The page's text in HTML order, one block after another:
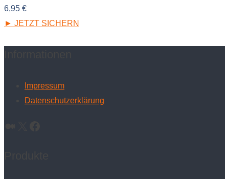
6,95 €
► JETZT SICHERN
Impressum
Datenschutzerklärung